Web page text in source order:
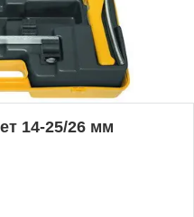
14-25/26 мм